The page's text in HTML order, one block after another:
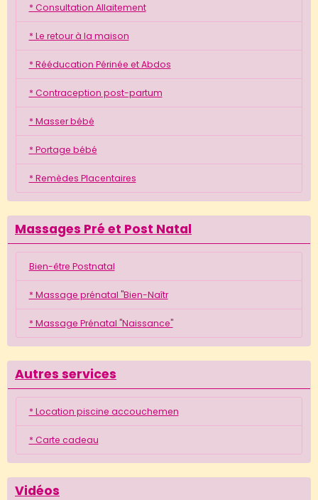
* Consultation Allaitement
* Le retour à la maison
* Rééducation Périnée et Abdos
* Contraception post-partum
* Masser bébé
* Portage bébé
* Remèdes Placentaires
Massages Pré et Post Natal
Bien-être Postnatal
* Massage prénatal "Bien-Naîtr
* Massage Prénatal "Naissance"
Autres services
* Location piscine accouchemen
* Carte cadeau
Vidéos